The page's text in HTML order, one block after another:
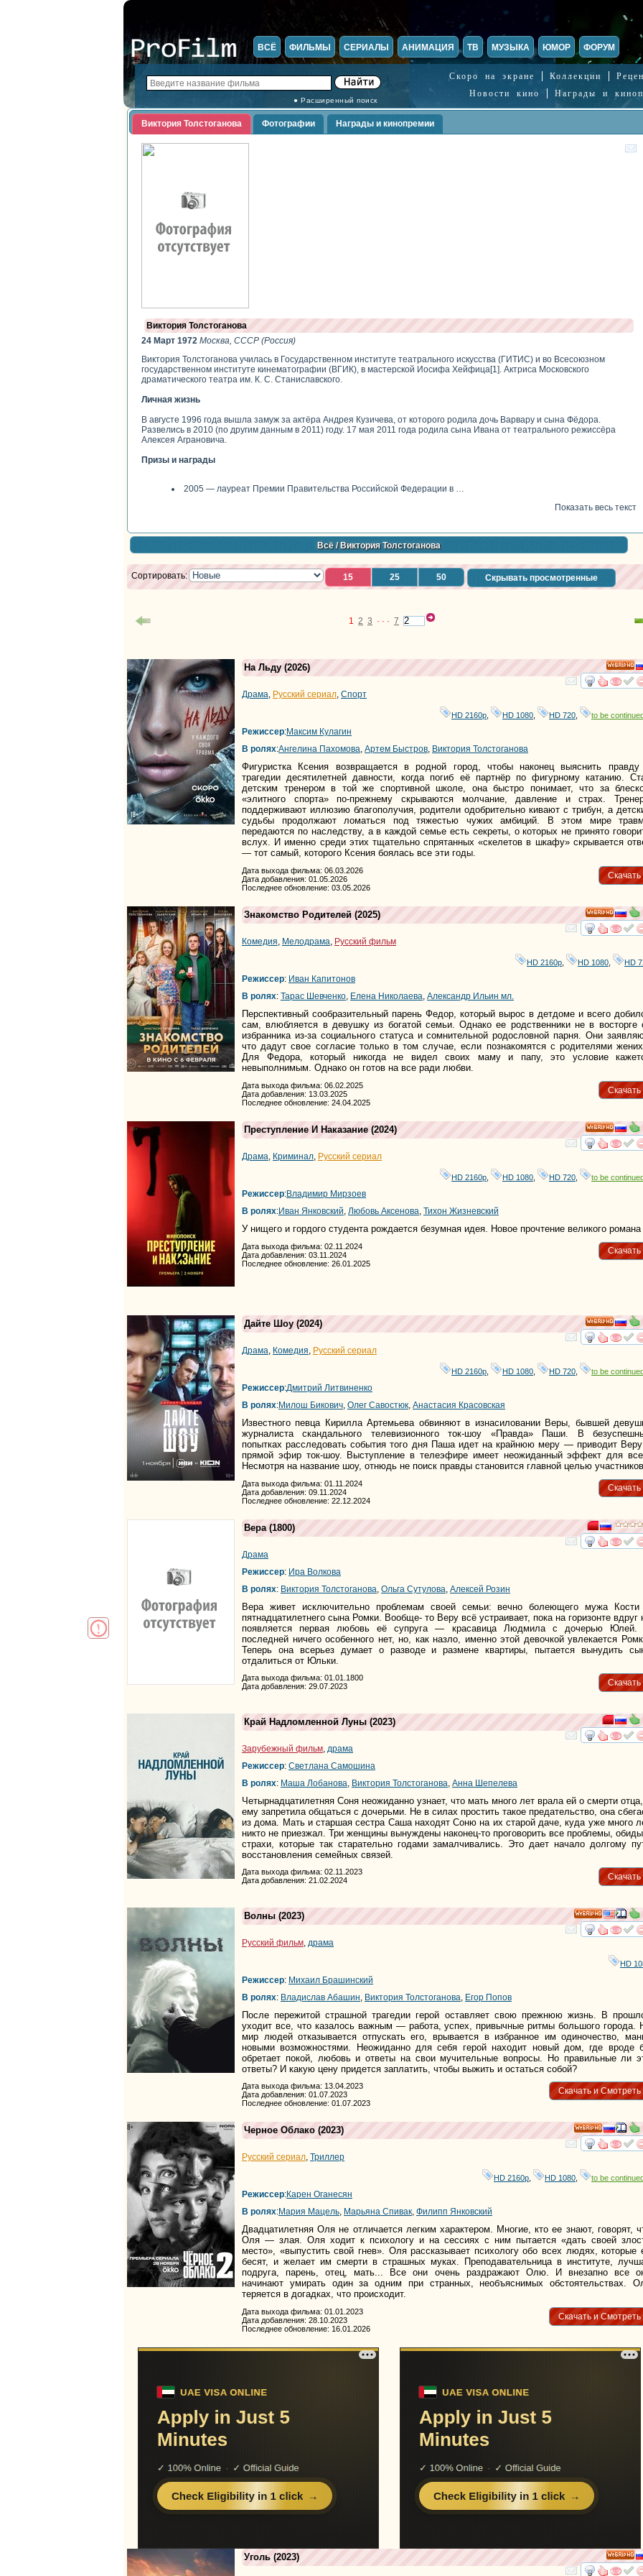
ВСЁ ФИЛЬМЫ СЕРИАЛЫ АНИМАЦИЯ ТВ МУЗЫКА ЮМОР ФОРУМ
● Расширенный поиск
Скоро на экране Коллекции
Новости кино
Награды и
Виктория Толстоганова Фотографии Награды и кинопремии
Виктория Толстоганова
24 Март 1972Москва, СССР (Россия)
Виктория Толстоганова училась в Государственном институте театрального искусства (ГИТИС) и во Всесоюзном
государственном институте кинематографии (ВГИК), в мастерской Иосифа Хейфица[1]. Актриса Московского
драматического театра им. К. С. Станиславского.
Личная жизнь
В августе 1996 года вышла замуж за актёра Андрея Кузичева, от которого родила дочь Варвару и сына Фёдора.
Развелись в 2010 (по другим данным в 2011) году. 17 мая 2011 года родила сына Ивана от театрального режиссёра
Алексея Аграновича.
Призы и награды
2005 — лауреат Премии Правительства Российской Федерации в …
Показать весь текст
Всё/ Виктория Толстоганова
Сортировать: 15 25 50 Скрывать просмотренные
1 2 3 · · · 7
HD
На Льду (2026)
Драма, Русский сериал, Спорт
HD 2160р HD 1080 HD 720 to be
Режиссер:Максим Кулагин
В ролях:Ангелина Пахомова, Артем Быстров, Виктория Толстоганова
Фигуристка Ксения возвращается в родной город, чтобы наконец выяснить
трагедии десятилетней давности, когда погиб её партнёр по фигурному катанию.
детским тренером в той же спортивной школе, она быстро понимает, что за
«элитного спорта» по-прежнему скрываются молчание, давление и страх.
поддерживают иллюзию благополучия, родители одобрительно кивают с трибун, а
судьбы продолжают ломаться под тяжестью чужих амбиций. В этом мире
передаются по наследству, а в каждой семье есть секреты, о которых не принято
вслух. И именно среди этих тщательно спрятанных «скелетов в шкафу» скрывается
— тот самый, которого Ксения боялась все эти годы.
Скачать
Дата выхода фильма: 06.03.2026
Дата добавления: 01.05.2026
Последнее обновление: 03.05.2026
HD
Знакомство Родителей (2025)
Комедия, Мелодрама, Русский фильм
HD 2160р HD 1080 HD
Режиссер: Иван Капитонов
В ролях: Тарас Шевченко, Елена Николаева, Александр Ильин мл.
Перспективный сообразительный парень Федор, который вырос в детдоме и всего
сам, влюбляется в девушку из богатой семьи. Однако ее родственники не в восторге
избранника из-за социального статуса и сомнительной родословной парня. Они
что дадут свое согласие только в том случае, если познакомятся с родителями
Для Федора, который никогда не видел своих маму и папу, это условие
невыполнимым. Однако он готов на все ради любви.
Скачать
Дата выхода фильма: 06.02.2025
Дата добавления: 13.03.2025
Последнее обновление: 24.04.2025
HD
Преступление И Наказание (2024)
Драма Криминал Русский сериал
HD 2160р HD 1080 HD 720 to be
Режиссер:Владимир Мирзоев
В ролях:Иван Янковский Любовь Аксенова Тихон Жизневский
У нищего и гордого студента рождается безумная идея. Новое прочтение великого романа
Скачать
Дата выхода фильма: 02.11.2024
Дата добавления: 03.11.2024
Последнее обновление: 26.01.2025
HD
Дайте Шоу (2024)
Драма Комедия Русский сериал
HD 2160р HD 1080 HD 720 to be
Режиссер:Дмитрий Литвиненко
В ролях:Милош Бикович Олег Савостюк Анастасия Красовская
Известного певца Кирилла Артемьева обвиняют в изнасиловании Веры, бывшей
журналиста скандального телевизионного ток-шоу «Правда» Паши. В
попытках расследовать события того дня Паша идет на крайнюю меру — приводит
прямой эфир ток-шоу. Выступление в телеэфире имеет неожиданный эффект для
Несмотря на название шоу, отнюдь не поиск правды становится главной целью участников.
Скачать
Дата выхода фильма: 01.11.2024
Дата добавления: 09.11.2024
Последнее обновление: 22.12.2024
Вера(1800)
Драма
Режиссер: Ира Волкова
В ролях: Виктория Толстоганова Ольга Сутулова Алексей Розин
Вера живет исключительно проблемам своей семьи: вечно болеющего мужа
пятнадцатилетнего сына Ромки. Вообще- то Веру всё устраивает, пока на горизонте вдруг
появляется первая любовь её супруга — красавица Людмила с дочерью Юлей.
последней ничего особенного нет, но, как назло, именно этой девочкой увлекается
Теперь она всерьез думает о разводе и размене квартиры, пытается вынудить
отдалиться от Юльки.
Скачать
Дата выхода фильма: 01.01.1800
Дата добавления: 29.07.2023
Край Надломленной Луны (2023)
Зарубежный фильм драма
Режиссер: Светлана Самошина
В ролях: Маша Лобанова Виктория Толстоганова Анна Шепелева
Четырнадцатилетняя Соня неожиданно узнает, что мать много лет врала ей о смерти
ему запретила общаться с дочерьми. Не в силах простить такое предательство, она
из дома. Мать и старшая сестра Саша находят Соню на их старой даче, куда уже много
никто не приезжал. Три женщины вынуждены наконец-то проговорить все проблемы,
страхи, которые так старательно годами замалчивались. Это дает начало долгому
восстановления семейных связей.
Скачать
Дата выхода фильма: 02.11.2023
Дата добавления: 21.02.2024
HD
Волны (2023)
Русский фильм драма
HD
Режиссер: Михаил Брашинский
В ролях: Владислав Абашин Виктория Толстоганова Егор Попов
После пережитой страшной трагедии герой оставляет свою прежнюю жизнь. В
уходит все, что казалось важным — работа, успех, привычные ритмы большого города.
мир людей отказывается отпускать его, врывается в избранное им одиночество,
новыми возможностями. Неожиданно для себя герой находит новый дом, где вроде
обретает покой, любовь и ответы на свои мучительные вопросы. Но правильные ли
ответы? И какую цену придется заплатить, чтобы выжить и остаться собой?
Скачать и Смотреть
Дата выхода фильма: 13.04.2023
Дата добавления: 01.07.2023
Последнее обновление: 01.07.2023
HD
Черное Облако (2023)
Русский сериал, Триллер
HD 2160р HD 1080 to be
Режиссер:Карен Оганесян
В ролях:Мария Мацель, Марьяна Спивак, Филипп Янковский
Двадцатилетняя Оля не отличается легким характером. Многие, кто ее знают, говорят,
Оля — злая. Оля ходит к психологу и на сессиях с ним пытается «дать своей
место», «выпустить свой гнев». Оля рассказывает психологу обо всех людях, которые
бесят, и желает им смерти в страшных муках. Преподавательница в институте,
подруга, парень, отец, мать... Все они очень раздражают Олю. И внезапно все
начинают умирать один за одним при странных, необъяснимых обстоятельствах.
теряется в догадках, что происходит.
Скачать и Смотреть
Дата выхода фильма: 01.01.2023
Дата добавления: 28.10.2023
Последнее обновление: 16.01.2026
HD
Уголь (2023)